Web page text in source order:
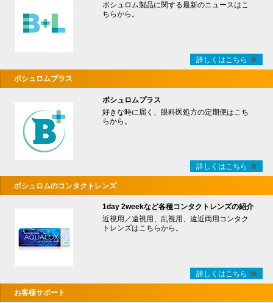
ボシュロム製品に関する最新のニュースはこ
ちらから。
詳しくはこちら
ボシュロムプラス
ボシュロムプラス
好きな時に届く、眼科医処方の定期便はこち
らから。
詳しくはこちら
ボシュロムのコンタクトレンズ
1day 2weekなど各種コンタクトレンズの紹介
近視用／遠視用、乱視用、遠近両用コンタク
トレンズはこちらから。
詳しくはこちら
お客様サポート